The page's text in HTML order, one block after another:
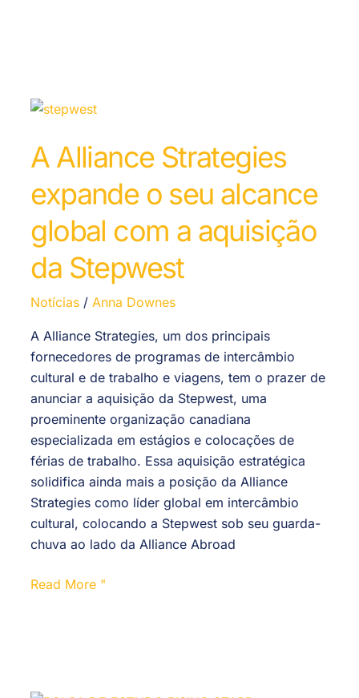
A Alliance Strategies
expande o seu alcance
global com a aquisição
da Stepwest
Notícias / Anna Downes
A Alliance Strategies, um dos principais
fornecedores de programas de intercâmbio
cultural e de trabalho e viagens, tem o prazer de
anunciar a aquisição da Stepwest, uma
proeminente organização canadiana
especializada em estágios e colocações de
férias de trabalho. Essa aquisição estratégica
solidifica ainda mais a posição da Alliance
Strategies como líder global em intercâmbio
cultural, colocando a Stepwest sob seu guarda-
chuva ao lado da Alliance Abroad
Read More "